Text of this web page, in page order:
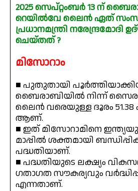
2025 സെപ്റ്റംബർ 13 ന്
റെയിൽവേ ലൈൻ ഏത്
പ്രധാനമന്ത്രി നരേന്ദ്രമോദി
ചെയ്തത് ?
മിസോറാം
■ പുതുതായി
ബൈരാബിയിൽ നിന്ന്
ലൈൻ വരെയുള്ള ദൂരം 51.38
ആണ്.
■ ഇത് മിസോറാമിനെ
മാപ്പിൽ ശക്തമായി
പദ്ധതിയാണ്.
■ പദ്ധതിയുടെ ലക്ഷ്യം
ഗതാഗത സൗകര്യവും
എന്നതാണ്.